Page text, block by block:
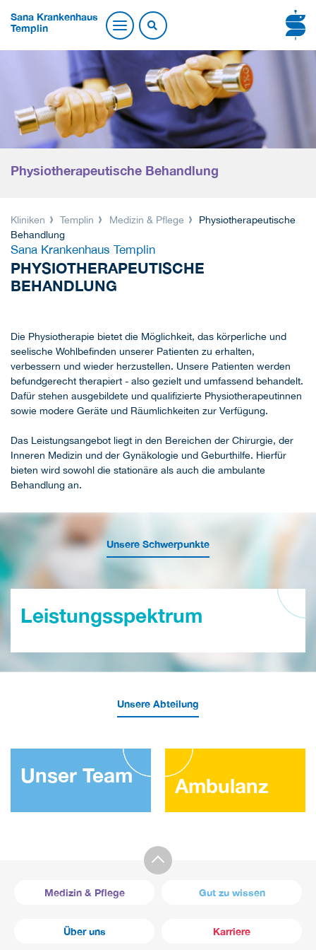
Sana Krankenhaus
Templin
Physiotherapeutische Behandlung
Kliniken Templin Medizin & Pflege
Physiotherapeutische
Behandlung
Sana Krankenhaus Templin
PHYSIOTHERAPEUTISCHE
BEHANDLUNG
Die Physiotherapie bietet die Möglichkeit, das körperliche und
seelische Wohlbefinden unserer Patienten zu erhalten,
verbessern und wieder herzustellen. Unsere Patienten werden
befundgerecht therapiert - also gezielt und umfassend behandelt.
Dafür stehen ausgebildete und qualifizierte Physiotherapeutinnen
sowie modere Geräte und Räumlichkeiten zur Verfügung.
Das Leistungsangebot liegt in den Bereichen der Chirurgie, der
Inneren Medizin und der Gynäkologie und Geburthilfe. Hierfür
bieten wird sowohl die stationäre als auch die ambulante
Behandlung an.
Unsere Schwerpunkte
Leistungsspektrum
Unsere Abteilung
Unser Team Ambulanz
Medizin & Pflege Gut zu wissen
Über uns Karriere